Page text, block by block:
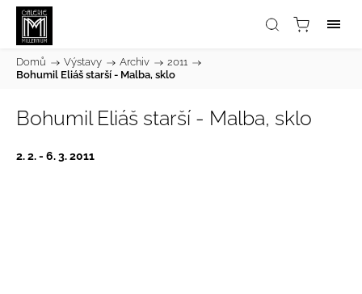
Domů / Výstavy / Archiv / 2011 /
Bohumil Eliáš starší - Malba, sklo
Bohumil Eliáš starší - Malba, sklo
2. 2. - 6. 3. 2011